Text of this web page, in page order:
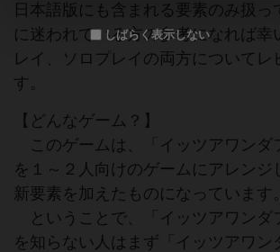
日本語版にも含まれる要素のみ扱っ
に迷われている方の参考になれば幸
レイ、ソロプレイの両方についてレ
す。
【どんなゲーム？】
このゲームは、「イッツアワンダ
を１～２人向けのゲームにアレンジ
新要素を加えたものになっています。
ということで、「イッツアワンダ
を知らない人はまず「イッツアワン
しばらく表示しない